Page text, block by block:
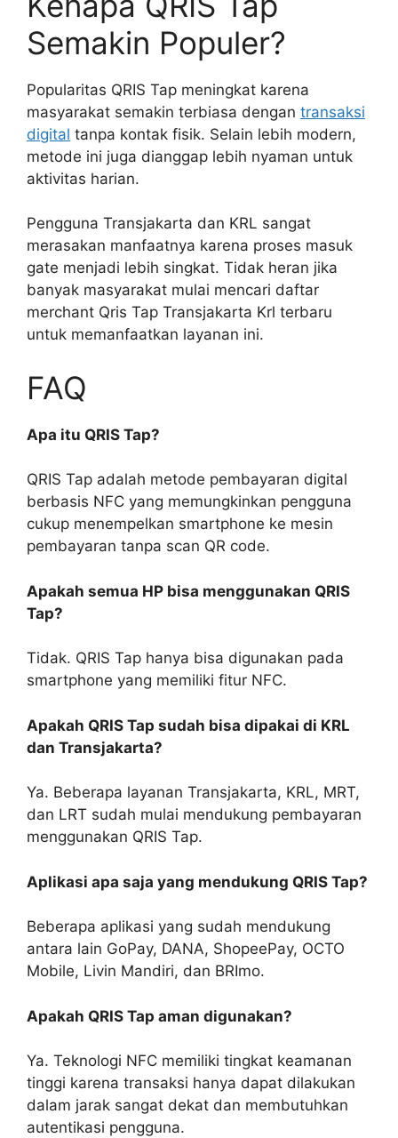
Semakin Populer?
Popularitas QRIS Tap meningkat karena
masyarakat semakin terbiasa dengan transaksi
digital tanpa kontak fisik. Selain lebih modern,
metode ini juga dianggap lebih nyaman untuk
aktivitas harian.
Pengguna Transjakarta dan KRL sangat
merasakan manfaatnya karena proses masuk
gate menjadi lebih singkat. Tidak heran jika
banyak masyarakat mulai mencari daftar
merchant Qris Tap Transjakarta Krl terbaru
untuk memanfaatkan layanan ini.
FAQ
Apa itu QRIS Tap?
QRIS Tap adalah metode pembayaran digital
berbasis NFC yang memungkinkan pengguna
cukup menempelkan smartphone ke mesin
pembayaran tanpa scan QR code.
Apakah semua HP bisa menggunakan QRIS
Tap?
Tidak. QRIS Tap hanya bisa digunakan pada
smartphone yang memiliki fitur NFC.
Apakah QRIS Tap sudah bisa dipakai di KRL
dan Transjakarta?
Ya. Beberapa layanan Transjakarta, KRL, MRT,
dan LRT sudah mulai mendukung pembayaran
menggunakan QRIS Tap.
Aplikasi apa saja yang mendukung QRIS Tap?
Beberapa aplikasi yang sudah mendukung
antara lain GoPay, DANA, ShopeePay, OCTO
Mobile, Livin Mandiri, dan BRImo.
Apakah QRIS Tap aman digunakan?
Ya. Teknologi NFC memiliki tingkat keamanan
tinggi karena transaksi hanya dapat dilakukan
dalam jarak sangat dekat dan membutuhkan
autentikasi pengguna.